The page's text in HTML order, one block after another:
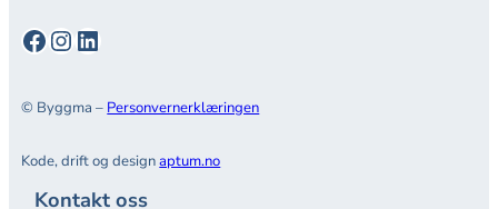
Facebook
Instagram
LinkedIn
© Byggma – Personvernerklæringen
Kode, drift og designaptum.no
Kontakt oss